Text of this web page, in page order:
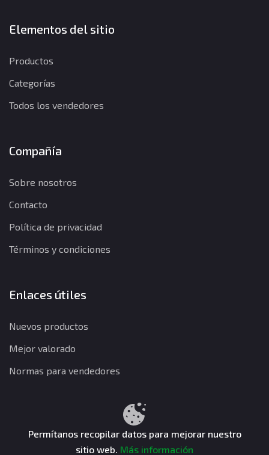
Elementos del sitio
Productos
Categorías
Todos los vendedores
Compañía
Sobre nosotros
Contacto
Política de privacidad
Términos y condiciones
Enlaces útiles
Nuevos productos
Mejor valorado
Normas para vendedores
Términos y condiciones
CuentasGO © 2026. Todos los derechos reservados.
Permítanos recopilar datos para mejorar nuestro
sitio web. Más información